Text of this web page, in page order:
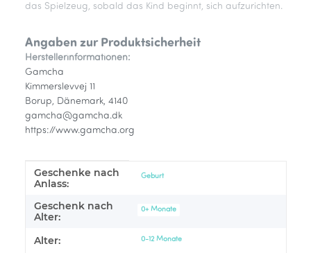
das Spielzeug, sobald das Kind beginnt, sich aufzurichten.
Angaben zur Produktsicherheit
Herstellerinformationen:
Gamcha
Kimmerslevvej 11
Borup, Dänemark, 4140
gamcha@gamcha.dk
https://www.gamcha.org
Produkteigenschaft
Wert
Geschenke nach
Anlass:
Geburt
Geschenk nach
Alter:
0+ Monate
Alter: 0-12 Monate